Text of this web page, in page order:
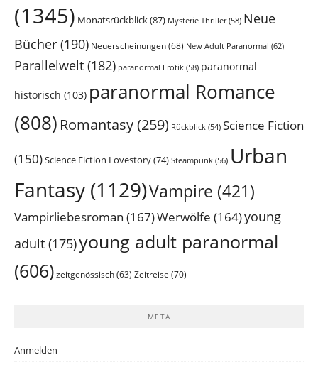
(1345) Monatsrückblick(87) Mysterie Thriller(58) Neue
Bücher (190) Neuerscheinungen(68) New Adult Paranormal (62)
Parallelwelt (182) paranormal Erotik (58) paranormal
historisch (103) paranormal Romance
(808) Romantasy(259) Rückblick (54) Science Fiction
(150)Science Fiction Lovestory(74) Steampunk (56) Urban
Fantasy (1129)Vampire (421)
Vampirliebesroman (167)Werwölfe (164)young
adult (175)young adult paranormal
(606) zeitgenössisch (63) Zeitreise (70)
META
Anmelden